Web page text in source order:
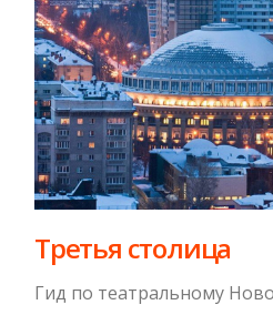
Третья столица
Гид по театральному